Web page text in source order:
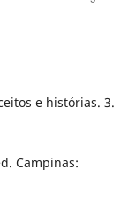
e histórias. 3.
Campinas: